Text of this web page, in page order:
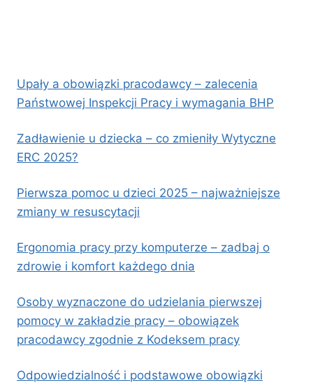
Upały a obowiązki pracodawcy – zalecenia
Państwowej Inspekcji Pracy i wymagania BHP
Zadławienie u dziecka – co zmieniły Wytyczne
ERC 2025?
Pierwsza pomoc u dzieci 2025 – najważniejsze
zmiany w resuscytacji
Ergonomia pracy przy komputerze – zadbaj o
zdrowie i komfort każdego dnia
Osoby wyznaczone do udzielania pierwszej
pomocy w zakładzie pracy – obowiązek
pracodawcy zgodnie z Kodeksem pracy
Odpowiedzialność i podstawowe obowiązki